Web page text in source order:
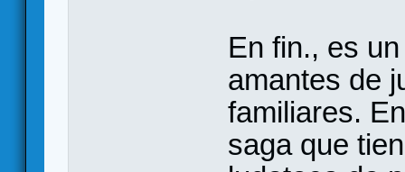
En fin., es
amantes de
familiares.
saga que